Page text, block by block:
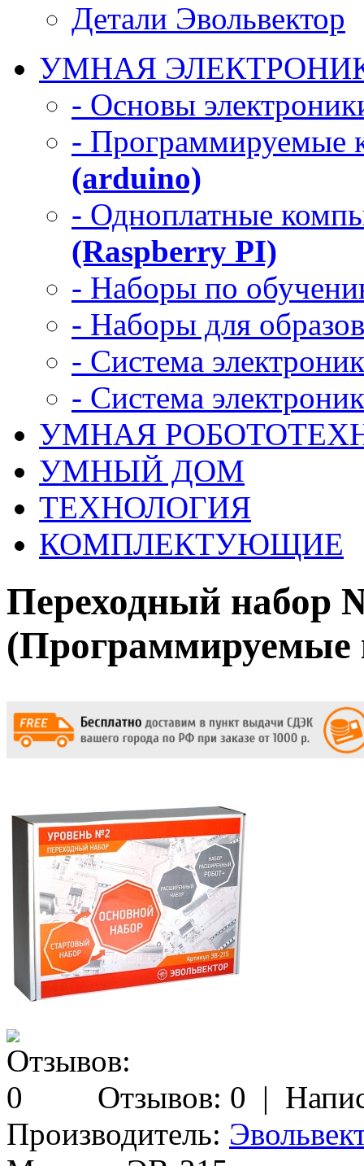
Детали Эвольвектор
УМНАЯ
- Основы
- Программируемые
(arduino)
- Одноплатные
(Raspberry PI)
- Наборы по
- Наборы для
- Система
- Система
УМНАЯ
УМНЫЙ ДОМ
ТЕХНОЛОГИЯ
КОМПЛЕКТУЮЩИЕ
Переходный набор
(Программируемые
Отзывов: 0 |
Производитель: